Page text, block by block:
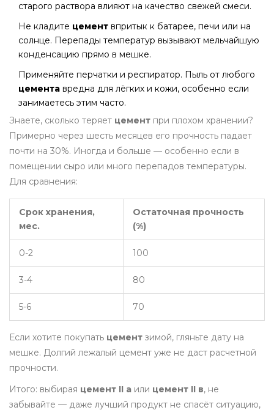
старого раствора влияют на качество свежей смеси.
Не кладите цемент впритык к батарее, печи или на
солнце. Перепады температур вызывают мельчайшую
конденсацию прямо в мешке.
Применяйте перчатки и респиратор. Пыль от любого
цемента вредна для лёгких и кожи, особенно если
занимаетесь этим часто.
Знаете, сколько теряет цемент при плохом хранении?
Примерно через шесть месяцев его прочность падает
почти на 30%. Иногда и больше — особенно если в
помещении сыро или много перепадов температуры.
Для сравнения:
Срок хранения,
мес.
Остаточная прочность
(%)
0-2 100
3-4 80
5-6 70
Если хотите покупать цемент зимой, гляньте дату на
мешке. Долгий лежалый цемент уже не даст расчетной
прочности.
Итого: выбирая цемент II а или цемент II в, не
забывайте — даже лучший продукт не спасёт ситуацию,